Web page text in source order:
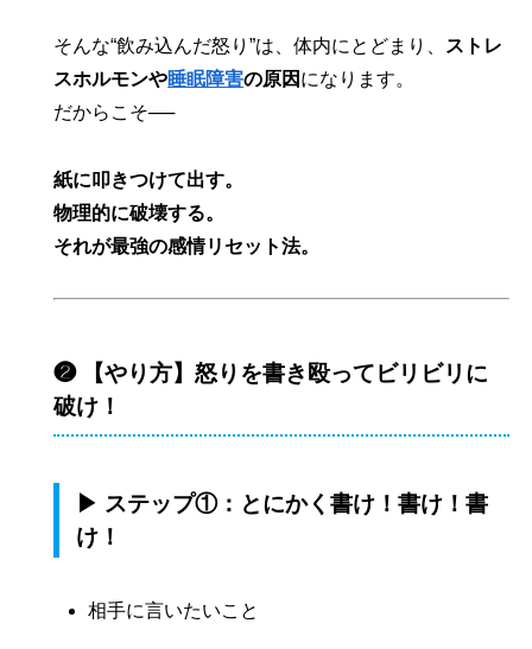
そんな“飲み込んだ怒り”は、体内にとどまり、
ストレ
スホルモンや睡眠障害の原因 になります。
だからこそ──
紙に叩きつけて出す。
物理的に破壊する。
それが最強の感情リセット法。
❷ 【やり方】怒りを書き殴ってビリビリに
破け！
▶ ステップ①：とにかく書け！書け！書
け！
相手に言いたいこと